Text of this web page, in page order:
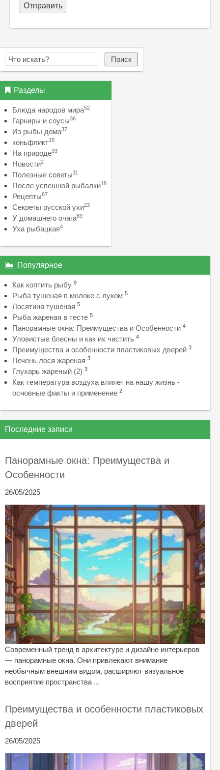
Отправить
Поиск
Разделы
Блюда народов мира52
Гарниры и соусы36
Из рыбы дома37
коньфликт15
На природе33
Новости2
Полезные советы11
После успешной рыбалки18
Рецепты67
Секреты русской ухи23
У домашнего очага89
Уха рыбацкая4
Популярное
Как коптить рыбу 9
Рыба тушеная в молоке с луком 5
Лосятина тушеная 5
Рыба жареная в тесте 5
Панорамные окна: Преимущества и Особенности 4
Уловистые блесны и как их чистить 4
Преимущества и особенности пластиковых дверей 3
Печень лося жареная 3
Глухарь жареный (2) 3
Как температура воздуха влияет на нашу жизнь -
основные факты и применение 2
Последние записи
Панорамные окна: Преимущества и
Особенности
26/05/2025
Современный тренд в архитектуре и дизайне интерьеров
— панорамные окна. Они привлекают внимание
необычным внешним видом, расширяют визуальное
восприятие пространства ...
Преимущества и особенности пластиковых
дверей
26/05/2025